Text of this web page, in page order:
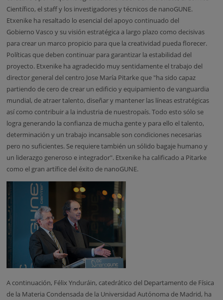
Científico, el staff y los investigadores y técnicos de nanoGUNE.
Etxenike ha resaltado lo esencial del apoyo continuado del
Gobierno Vasco y su visión estratégica a largo plazo como decisivas
para crear un marco propicio para que la creatividad pueda florecer.
Políticas que deben continuar para garantizar la estabilidad del
proyecto. Etxenike ha agradecido muy sentidamente el trabajo del
director general del centro Jose María Pitarke que "ha sido capaz
partiendo de cero de crear un edificio y equipamiento de vanguardia
mundial, de atraer talento, diseñar y mantener las líneas estratégicas
así como contribuir a la industria de nuestropaís. Todo esto sólo se
logra generando la confianza de mucha gente y para ello el talento,
determinación y un trabajo incansable son condiciones necesarias
pero no suficientes. Se requiere también un sólido bagaje humano y
un liderazgo generoso e integrador". Etxenike ha calificado a Pitarke
como el gran artífice del éxito de nanoGUNE.
A continuación, Félix Ynduráin, catedrático del Departamento de Física
de la Materia Condensada de la Universidad Autónoma de Madrid, ha